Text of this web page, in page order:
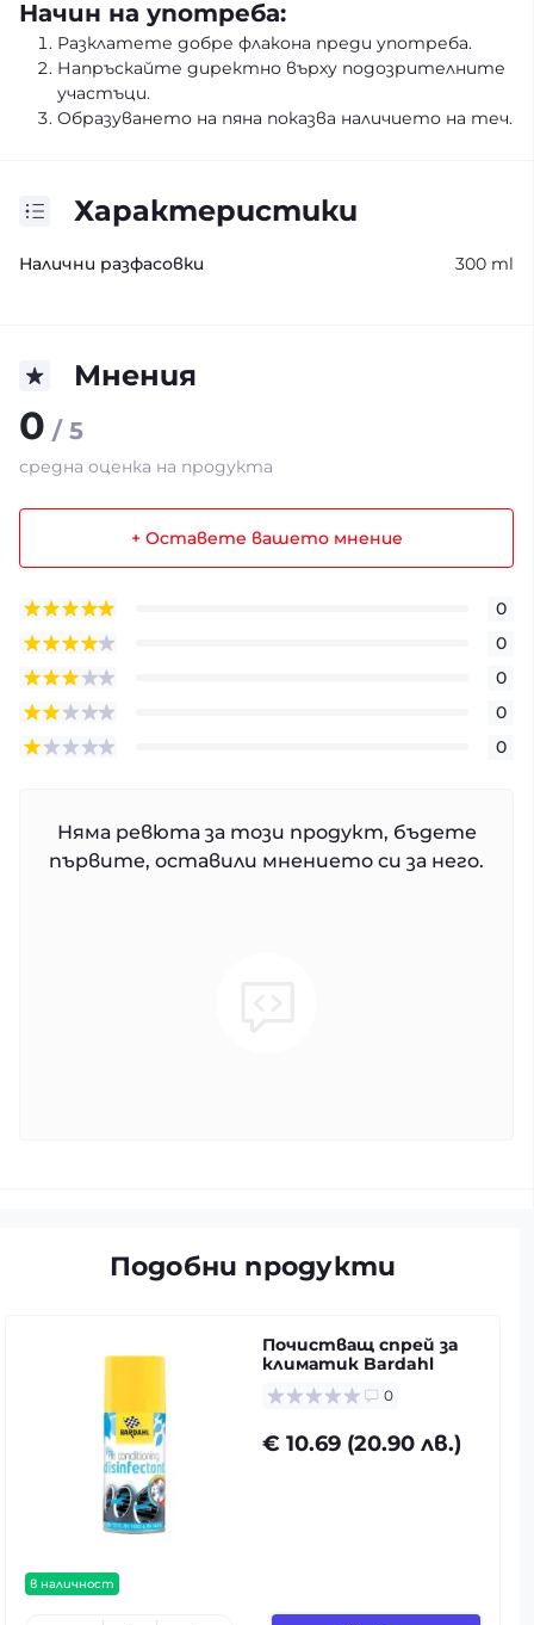
Начин на употреба:
Разклатете добре флакона преди употреба.
Напръскайте директно върху подозрителните
участъци.
Образуването на пяна показва наличието на теч.
Характеристики
Налични разфасовки 300 ml
Мнения
0 / 5
средна оценка на продукта
+ Оставете вашето мнение
0
0
0
0
0
Няма ревюта за този продукт, бъдете
първите, оставили мнението си за него.
Подобни продукти
в наличност
Почистващ спрей за
климатик Bardahl
0
€ 10.69 (20.90 лв.)